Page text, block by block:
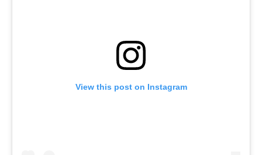
View this post on Instagram